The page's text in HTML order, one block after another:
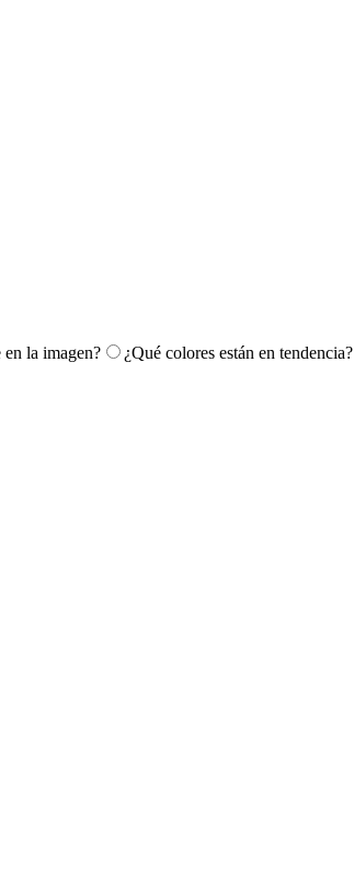
la imagen? ¿Qué colores están en tendencia?